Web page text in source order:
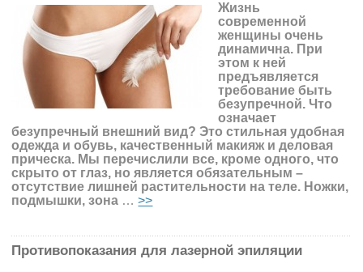
Жизнь
современной
женщины очень
динамична. При
этом к ней
предъявляется
требование быть
безупречной. Что
означает
безупречный внешний вид? Это стильная удобная
одежда и обувь, качественный макияж и деловая
прическа. Мы перечислили все, кроме одного, что
скрыто от глаз, но является обязательным –
отсутствие лишней растительности на теле. Ножки,
подмышки, зона …>>
Противопоказания для лазерной эпиляции